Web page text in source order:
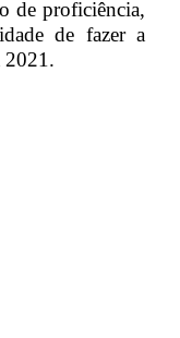
de proficiência,
de fazer a
2021.